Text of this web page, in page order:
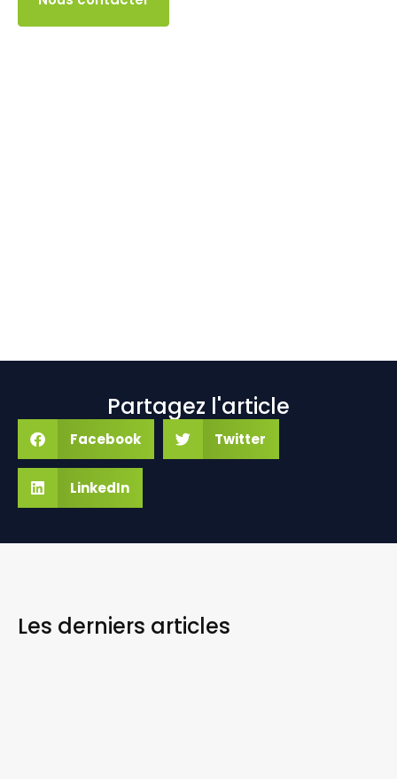
Partagez l'article
Facebook Twitter
LinkedIn
Les derniers articles